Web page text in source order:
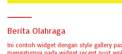
Berita Olahraga
Ini contoh widget dengan style gallery
mengaturnya pada widget recent post